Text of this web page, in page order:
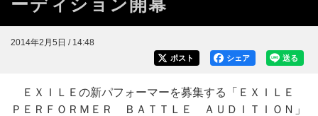
ーディション開幕
2014年2月5日 / 14:48
送る
シェア
ポスト
ＥＸＩＬＥの新パフォーマーを募集する「ＥＸＩＬＥ
ＰＥＲＦＯＲＭＥＲ ＢＡＴＴＬＥ ＡＵＤＩＴＩＯＮ」